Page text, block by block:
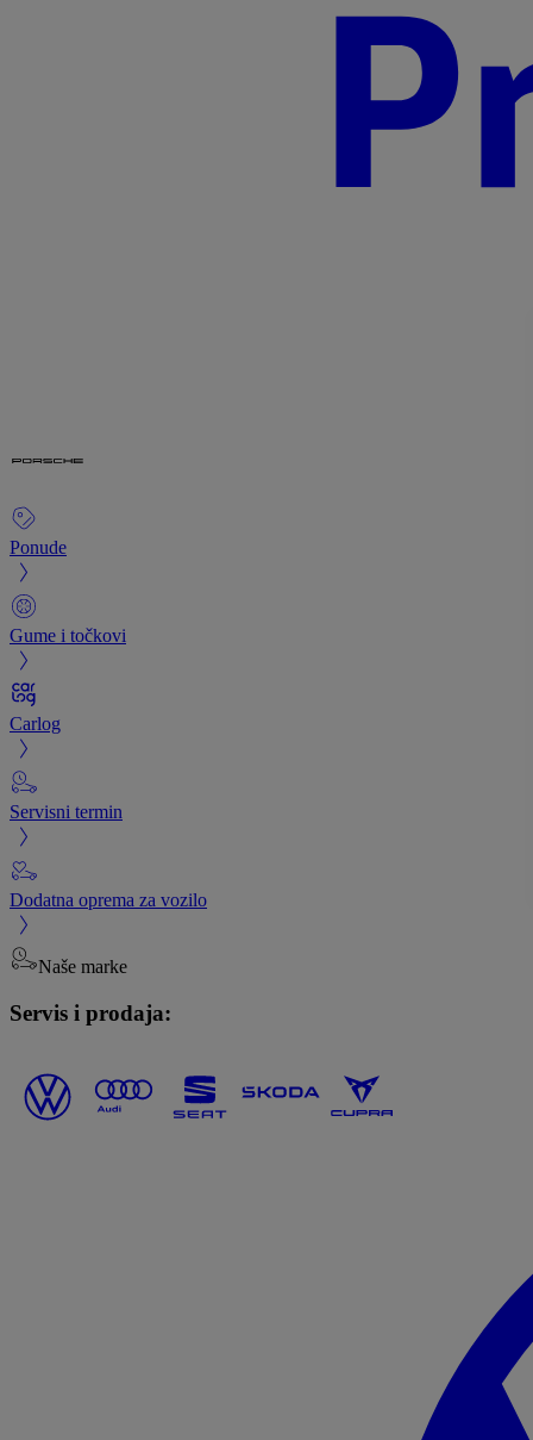
Ponude
Gume i točkovi
Carlog
Servisni termin
Dodatna oprema za vozilo
Naše marke
Servis i prodaja: